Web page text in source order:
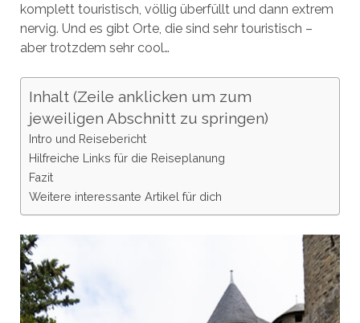
komplett touristisch, völlig überfüllt und dann extrem
nervig. Und es gibt Orte, die sind sehr touristisch –
aber trotzdem sehr cool…
Inhalt (Zeile anklicken um zum
jeweiligen Abschnitt zu springen)
Intro und Reisebericht
Hilfreiche Links für die Reiseplanung
Fazit
Weitere interessante Artikel für dich